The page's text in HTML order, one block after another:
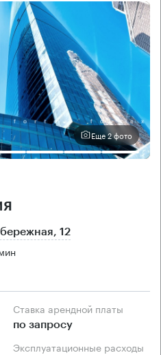
Еще 2 фото
12
Ставка арендной платы
по запросу
Эксплуатационные расходы